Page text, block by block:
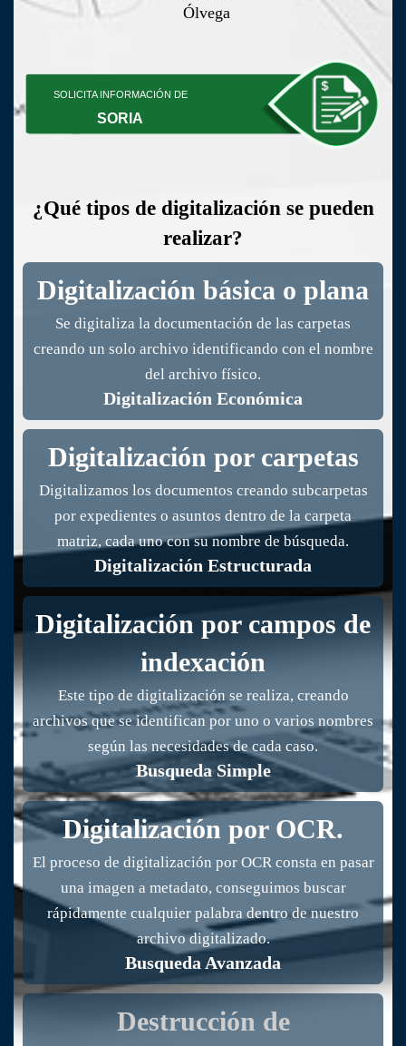
Ólvega
SOLICITA INFORMACIÓN DE
SORIA
¿Qué tipos de digitalización se pueden
realizar?
Digitalización básica o plana
Se digitaliza la documentación de las carpetas
creando un solo archivo identificando con el nombre
del archivo físico.
Digitalización Económica
Digitalización por carpetas
Digitalizamos los documentos creando subcarpetas
por expedientes o asuntos dentro de la carpeta
matriz, cada uno con su nombre de búsqueda.
Digitalización Estructurada
Digitalización por campos de
indexación
Este tipo de digitalización se realiza, creando
archivos que se identifican por uno o varios nombres
según las necesidades de cada caso.
Busqueda Simple
Digitalización por OCR.
El proceso de digitalización por OCR consta en pasar
una imagen a metadato, conseguimos buscar
rápidamente cualquier palabra dentro de nuestro
archivo digitalizado.
Busqueda Avanzada
Destrucción de